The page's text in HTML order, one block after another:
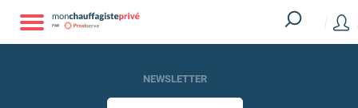
NEWSLETTER